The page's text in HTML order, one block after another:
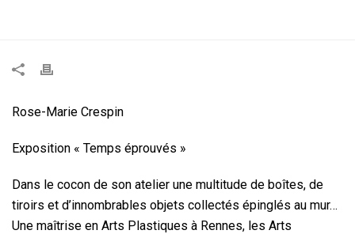
Rose-Marie Crespin
Exposition « Temps éprouvés »
Dans le cocon de son atelier une multitude de boîtes, de
tiroirs et d’innombrables objets collectés épinglés au mur…
Une maîtrise en Arts Plastiques à Rennes, les Arts